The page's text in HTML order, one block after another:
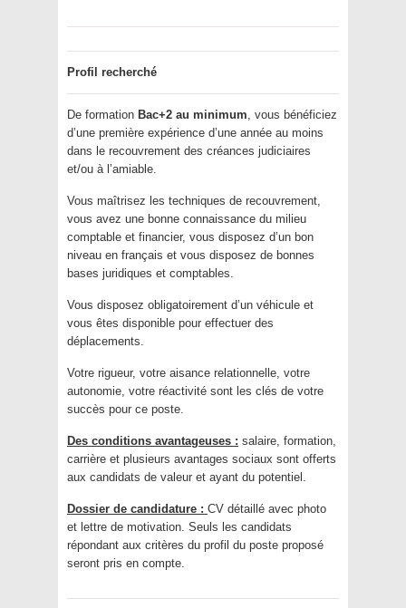
Profil recherché
De formation Bac+2 au minimum, vous bénéficiez
d’une première expérience d’une année au moins
dans le recouvrement des créances judiciaires
et/ou à l’amiable.
Vous maîtrisez les techniques de recouvrement,
vous avez une bonne connaissance du milieu
comptable et financier, vous disposez d’un bon
niveau en français et vous disposez de bonnes
bases juridiques et comptables.
Vous disposez obligatoirement d’un véhicule et
vous êtes disponible pour effectuer des
déplacements.
Votre rigueur, votre aisance relationnelle, votre
autonomie, votre réactivité sont les clés de votre
succès pour ce poste.
Des conditions avantageuses : salaire, formation,
carrière et plusieurs avantages sociaux sont offerts
aux candidats de valeur et ayant du potentiel.
Dossier de candidature : CV détaillé avec photo
et lettre de motivation. Seuls les candidats
répondant aux critères du profil du poste proposé
seront pris en compte.